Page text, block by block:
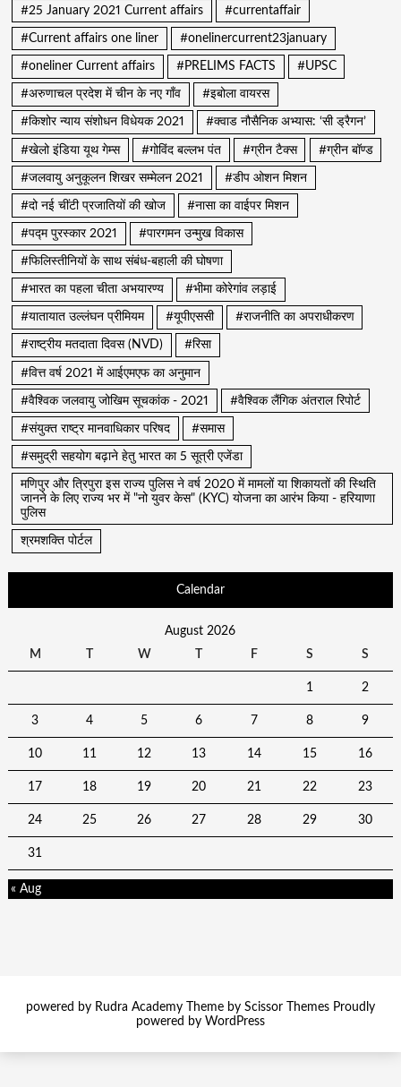
#25 January 2021 Current affairs #currentaffair
#Current affairs one liner #onelinercurrent23january
#oneliner Current affairs #PRELIMS FACTS #UPSC
#अरुणाचल प्रदेश में चीन के नए गाँव #इबोला वायरस
#किशोर न्याय संशोधन विधेयक 2021 #क्वाड नौसैनिक अभ्यास: ‘सी ड्रैगन’
#खेलो इंडिया यूथ गेम्स #गोविंद बल्लभ पंत #ग्रीन टैक्स #ग्रीन बॉण्ड
#जलवायु अनुकूलन शिखर सम्मेलन 2021 #डीप ओशन मिशन
#दो नई चींटी प्रजातियों की खोज #नासा का वाईपर मिशन
#पद्म पुरस्कार 2021 #पारगमन उन्मुख विकास
#फिलिस्तीनियों के साथ संबंध-बहाली की घोषणा
#भारत का पहला चीता अभयारण्य #भीमा कोरेगांव लड़ाई
#यातायात उल्लंघन प्रीमियम #यूपीएससी #राजनीति का अपराधीकरण
#राष्ट्रीय मतदाता दिवस (NVD) #रिसा
#वित्त वर्ष 2021 में आईएमएफ का अनुमान
#वैश्विक जलवायु जोखिम सूचकांक - 2021 #वैश्विक लैंगिक अंतराल रिपोर्ट
#संयुक्त राष्ट्र मानवाधिकार परिषद #समास
#समुद्री सहयोग बढ़ाने हेतु भारत का 5 सूत्री एजेंडा
मणिपुर और त्रिपुरा इस राज्य पुलिस ने वर्ष 2020 में मामलों या शिकायतों की स्थिति
जानने के लिए राज्य भर में "नो युवर केस" (KYC) योजना का आरंभ किया - हरियाणा
पुलिस
श्रमशक्ति पोर्टल
Calendar
August 2026
M
W F S S
1 2
3 4 5 6 7 8 9
10 11 12 13 14 15 16
17 18 19 20 21 22 23
24 25 26 27 28 29 30
31
« Aug
powered by Rudra Academy Theme by Scissor Themes Proudly
powered by WordPress